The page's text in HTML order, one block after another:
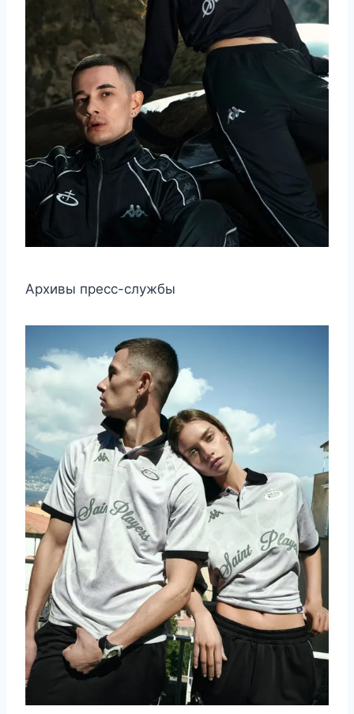
Архивы пресс-службы